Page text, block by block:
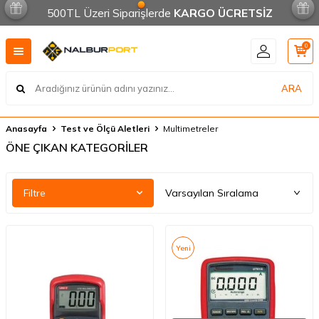
500TL Üzeri Siparişlerde KARGO ÜCRETSİZ
ARA
0
Anasayfa Test ve Ölçü Aletleri Multimetreler
ÖNE ÇIKAN KATEGORİLER
Filtre
Yeni